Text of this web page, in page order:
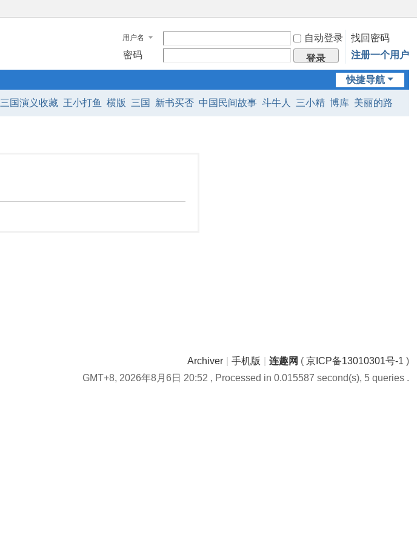
用户名 自动登录
找回密码
密码
登录 注册一个用户
快捷导航
三国演义收藏 王小打鱼 横版 三国 新书买否 中国民间故事 斗牛人 三小精 博库 美丽的路
Archiver 手机版 连趣网 ( 京ICP备13010301号-1 )
GMT+8, 2026年8月6日 20:52 , Processed in 0.015587 second(s), 5 queries .